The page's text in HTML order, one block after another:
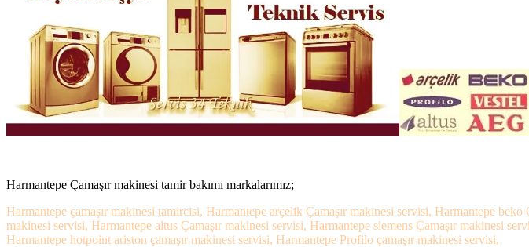
Harmantepe Çamaşır makinesi tamir bakımı markalarımız;
Harmantepe çamaşır makinesi tamircisi, Harmantepe arçelik Çamaşır makinesi servisi, Harmantepe
makinesi servisi, Harmantepe altus Çamaşır makinesi servisi, Harmantepe siemens Çamaşır makinesi
Harmantepe hotpoint ariston çamaşır makinesi servisi, Harmantepe Profilo çamaşır makinesi servisi,